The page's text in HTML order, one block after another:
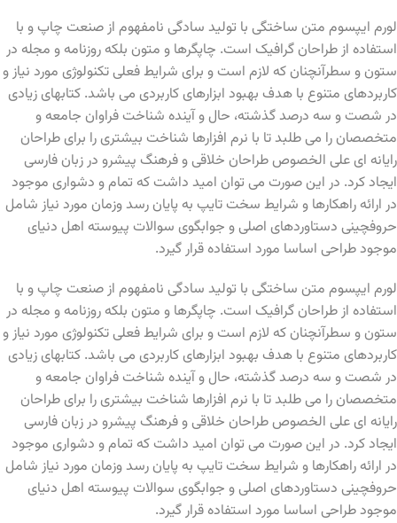
لورم ایپسوم متن ساختگی با تولید سادگی نامفهوم از صنعت چاپ و با
استفاده از طراحان گرافیک است. چاپگرها و متون بلکه روزنامه و مجله در
ستون و سطرآنچنان که لازم است و برای شرایط فعلی تکنولوژی مورد نیاز و
کاربردهای متنوع با هدف بهبود ابزارهای کاربردی می باشد. کتابهای زیادی
در شصت و سه درصد گذشته، حال و آینده شناخت فراوان جامعه و
متخصصان را می طلبد تا با نرم افزارها شناخت بیشتری را برای طراحان
رایانه ای علی الخصوص طراحان خلاقی و فرهنگ پیشرو در زبان فارسی
ایجاد کرد. در این صورت می توان امید داشت که تمام و دشواری موجود
در ارائه راهکارها و شرایط سخت تایپ به پایان رسد وزمان مورد نیاز شامل
حروفچینی دستاوردهای اصلی و جوابگوی سوالات پیوسته اهل دنیای
موجود طراحی اساسا مورد استفاده قرار گیرد.
لورم ایپسوم متن ساختگی با تولید سادگی نامفهوم از صنعت چاپ و با
استفاده از طراحان گرافیک است. چاپگرها و متون بلکه روزنامه و مجله در
ستون و سطرآنچنان که لازم است و برای شرایط فعلی تکنولوژی مورد نیاز و
کاربردهای متنوع با هدف بهبود ابزارهای کاربردی می باشد. کتابهای زیادی
در شصت و سه درصد گذشته، حال و آینده شناخت فراوان جامعه و
متخصصان را می طلبد تا با نرم افزارها شناخت بیشتری را برای طراحان
رایانه ای علی الخصوص طراحان خلاقی و فرهنگ پیشرو در زبان فارسی
ایجاد کرد. در این صورت می توان امید داشت که تمام و دشواری موجود
در ارائه راهکارها و شرایط سخت تایپ به پایان رسد وزمان مورد نیاز شامل
حروفچینی دستاوردهای اصلی و جوابگوی سوالات پیوسته اهل دنیای
موجود طراحی اساسا مورد استفاده قرار گیرد.